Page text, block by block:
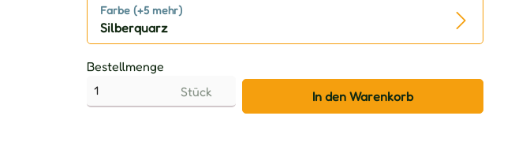
Farbe (+5 mehr)
Silberquarz
Bestellmenge
Stück
In den Warenkorb